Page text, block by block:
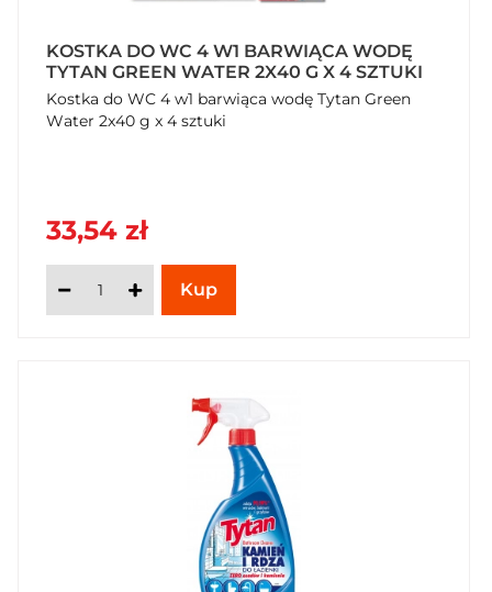
KOSTKA DO WC 4 W1 BARWIĄCA WODĘ
TYTAN GREEN WATER 2X40 G X 4 SZTUKI
Kostka do WC 4 w1 barwiąca wodę Tytan Green
Water 2x40 g x 4 sztuki
33,54 zł